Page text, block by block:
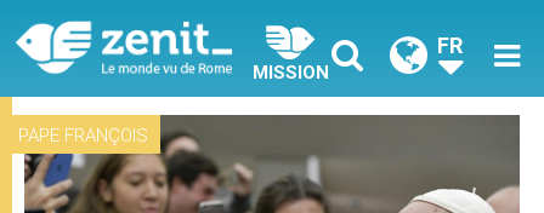
MISSION
FR
PAPE FRANÇOIS